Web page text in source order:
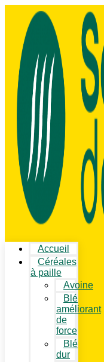
Accueil
Céréales
à paille
Avoine
Blé
améliorant
de
force
Blé
dur